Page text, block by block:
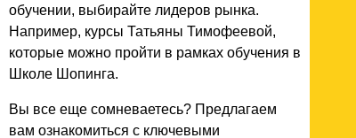
обучении, выбирайте лидеров рынка.
Например, курсы Татьяны Тимофеевой,
которые можно пройти в рамках обучения в
Школе Шопинга.
Вы все еще сомневаетесь? Предлагаем
вам ознакомиться с ключевыми